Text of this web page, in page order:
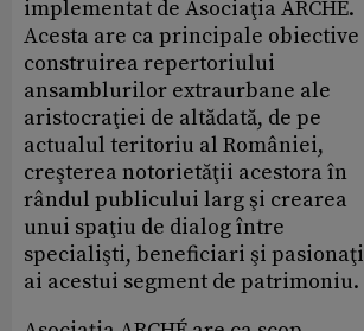
implementat de Asociaţia ARCHÉ.
Acesta are ca principale obiective
construirea repertoriului
ansamblurilor extraurbane ale
aristocraţiei de altădată, de pe
actualul teritoriu al României,
creşterea notorietăţii acestora în
rândul publicului larg şi crearea
unui spaţiu de dialog între
specialişti, beneficiari şi pasionaţi
ai acestui segment de patrimoniu.